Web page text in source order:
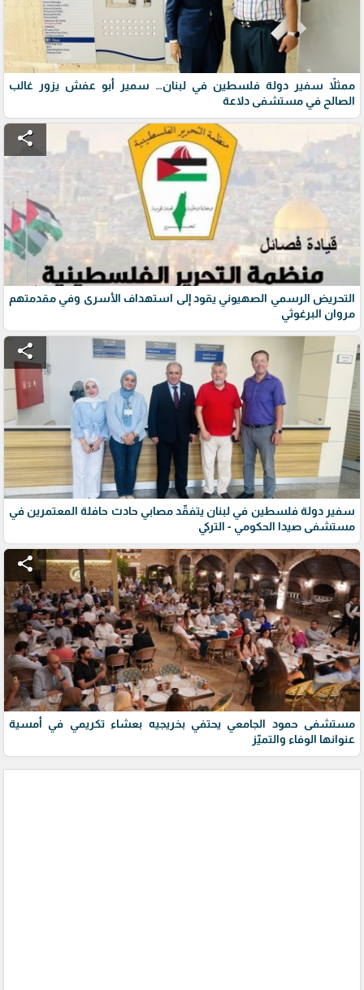
ممثلاً سفير دولة فلسطين في لبنان… سمير أبو عفش يزور غالب
الصالح في مستشفى دلاعة
share
التحريض الرسمي الصهيوني يقود إلى استهداف الأسرى وفي مقدمتهم
مروان البرغوثي
share
سفير دولة فلسطين في لبنان يتفقّد مصابي حادث حافلة المعتمرين في
مستشفى صيدا الحكومي - التركي
share
مستشفى حمود الجامعي يحتفي بخريجيه بعشاء تكريمي في أمسية
عنوانها الوفاء والتميّز